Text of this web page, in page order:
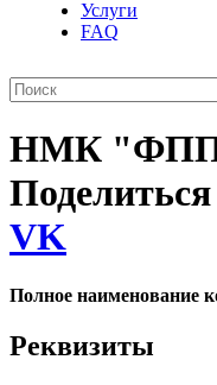
Услуги
FAQ
НМК
Поделиться
VK
Полное наименование
Реквизиты